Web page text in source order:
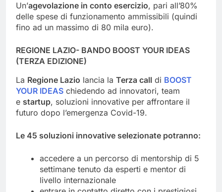
Un’agevolazione in conto esercizio, pari all’80%
delle spese di funzionamento ammissibili (quindi
fino ad un massimo di 80 mila euro).
REGIONE LAZIO- BANDO BOOST YOUR IDEAS
(TERZA EDIZIONE)
La Regione Lazio lancia la Terza call di BOOST
YOUR IDEAS chiedendo ad innovatori, team
e startup, soluzioni innovative per affrontare il
futuro dopo l’emergenza Covid-19.
Le 45 soluzioni innovative selezionate potranno:
accedere a un percorso di mentorship di 5
settimane tenuto da esperti e mentor di
livello internazionale